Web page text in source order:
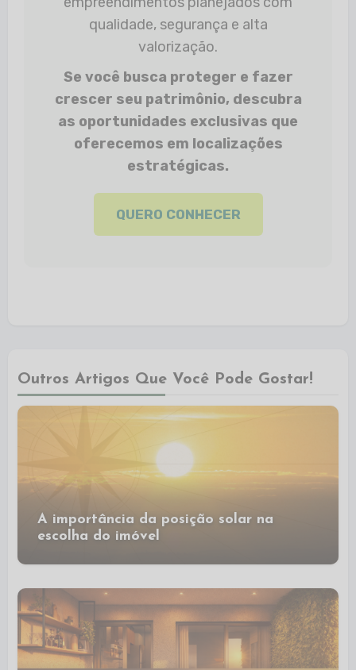
qualidade, segurança e alta
valorização.
Se você busca proteger e fazer
crescer seu patrimônio, descubra
as oportunidades exclusivas que
oferecemos em localizações
estratégicas.
QUERO CONHECER
Outros Artigos Que Você Pode Gostar!
A importância da posição solar na
escolha do imóvel